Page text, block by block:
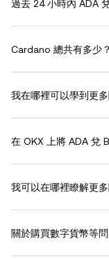
過去 24 小時內 ADA
Cardano 總共有多少？
我在哪裡可以學到更
在 OKX 上將 ADA 兌
我可以在哪裡瞭解更
關於購買數字貨幣等